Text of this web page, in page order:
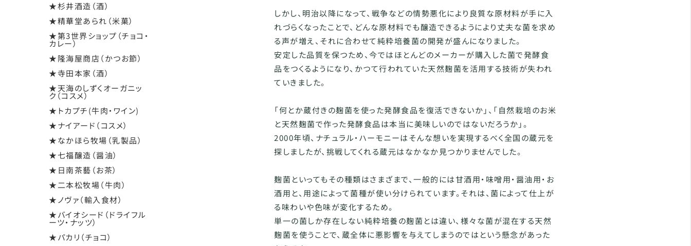
★杉井酒造（酒）
★精華堂あられ（米菓）
★第3世界ショップ（チョコ・
カレー）
★隆海屋商店（かつお節）
★寺田本家（酒）
★天海のしずくオーガニッ
ク（コスメ）
★トカプチ(牛肉・ワイン)
★ナイアード（コスメ）
★なかほら牧場（乳製品）
★七福醸造（醤油）
★日南茶藝（お茶）
★二本松牧場（牛肉）
★ノヴァ（輸入食材）
★バイオシード（ドライフル
ーツ・ナッツ）
★パカリ（チョコ）
しかし、明治以降になって、戦争などの情勢悪化により良質な原材料が手に入
れづらくなったことで、どんな原材料でも醸造できるようにより丈夫な菌を求め
る声が増え、それに合わせて純粋培養菌の開発が盛んになりました。
安定した品質を保つため、今ではほとんどのメーカーが購入した菌で発酵食
品をつくるようになり、かつて行われていた天然麹菌を活用する技術が失われ
ていきました。
「何とか蔵付きの麹菌を使った発酵食品を復活できないか」、「自然栽培のお米
と天然麹菌で作った発酵食品は本当に美味しいのではないだろうか」。
2000年頃、ナチュラル・ハーモニーはそんな想いを実現するべく全国の蔵元を
探しましたが、挑戦してくれる蔵元はなかなか見つかりませんでした。
麹菌といってもその種類はさまざまで、一般的には甘酒用・味噌用・醤油用・お
酒用と、用途によって菌種が使い分けられています。それは、菌によって仕上が
る味わいや色味が変化するため。
単一の菌しか存在しない純粋培養の麹菌とは違い、様々な菌が混在する天然
麹菌を使うことで、蔵全体に悪影響を与えてしまうのではという懸念があった